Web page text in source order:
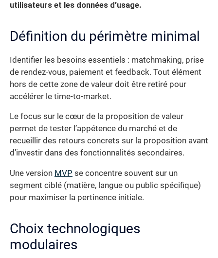
utilisateurs et les données d’usage.
Définition du périmètre minimal
Identifier les besoins essentiels : matchmaking, prise
de rendez-vous, paiement et feedback. Tout élément
hors de cette zone de valeur doit être retiré pour
accélérer le time-to-market.
Le focus sur le cœur de la proposition de valeur
permet de tester l’appétence du marché et de
recueillir des retours concrets sur la proposition avant
d’investir dans des fonctionnalités secondaires.
Une version MVP se concentre souvent sur un
segment ciblé (matière, langue ou public spécifique)
pour maximiser la pertinence initiale.
Choix technologiques
modulaires